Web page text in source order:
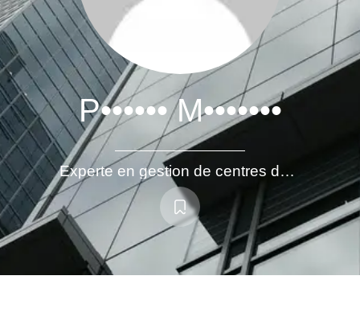
P•••••• M•••••••
Experte en gestion de centres de profit, optimisation des performances et management d’équipes pluridisciplinaires